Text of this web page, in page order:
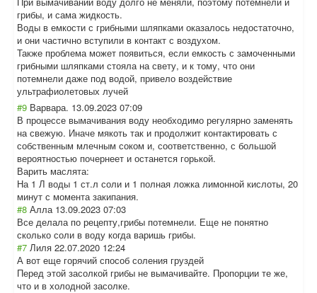
грибы, и сама жидкость.
Воды в емкости с грибными шляпками оказалось недостаточно,
и они частично вступили в контакт с воздухом.
Также проблема может появиться, если емкость с замоченными
грибными шляпками стояла на свету, и к тому, что они
потемнели даже под водой, привело воздействие
ультрафиолетовых лучей
#9 Варвара. 13.09.2023 07:09
В процессе вымачивания воду необходимо регулярно заменять
на свежую. Иначе мякоть так и продолжит контактировать с
собственным млечным соком и, соответственно, с большой
вероятностью почернеет и останется горькой.
Варить маслята:
На 1 Л воды 1 ст.л соли и 1 полная ложка лимонной кислоты, 20
минут с момента закипания.
#8 Алла 13.09.2023 07:03
Все делала по рецепту,грибы потемнели. Еще не понятно
сколько соли в воду когда варишь грибы.
#7 Лиля 22.07.2020 12:24
А вот еще горячий способ соления груздей
Перед этой засолкой грибы не вымачивайте. Пропорции те же,
что и в холодной засолке.